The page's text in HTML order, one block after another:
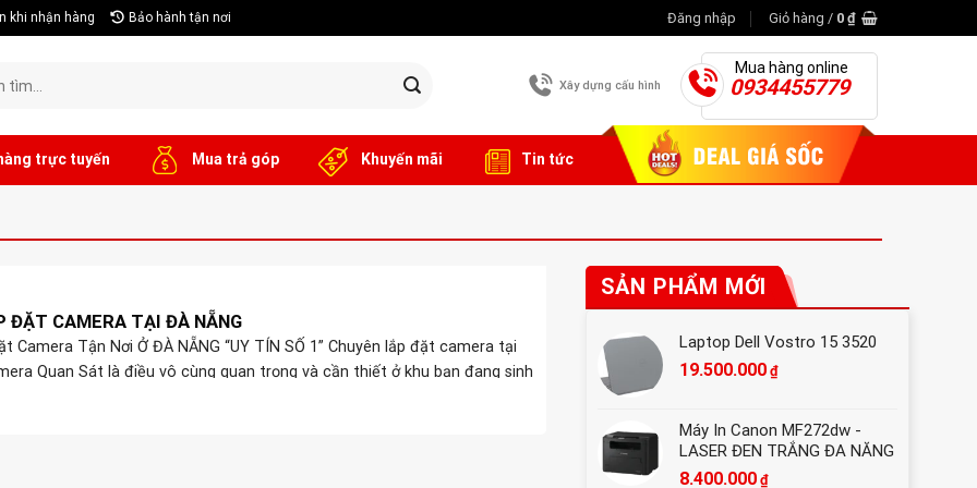
khi nhận hàng Bảo hành tận nơi Đăng nhập Giỏ hàng / 0 ₫
Xây dựng cấu hình
Mua hàng online
0934455779
trực tuyến Mua trả góp Khuyến mãi Tin tức
ĐẶT CAMERA TẠI ĐÀ NẴNG
Camera Tận Nơi Ở ĐÀ NẴNG “UY TÍN SỐ 1” Chuyên lắp đặt camera tại
Quan Sát là điều vô cùng quan trọng và cần thiết ở khu bạn đang sinh
SẢN PHẨM MỚI
Laptop Dell Vostro 15 3520
19.500.000 ₫
Máy In Canon MF272dw -
LASER ĐEN TRẮNG ĐA NĂNG
8.400.000 ₫